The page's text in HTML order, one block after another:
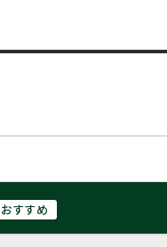
おすすめ